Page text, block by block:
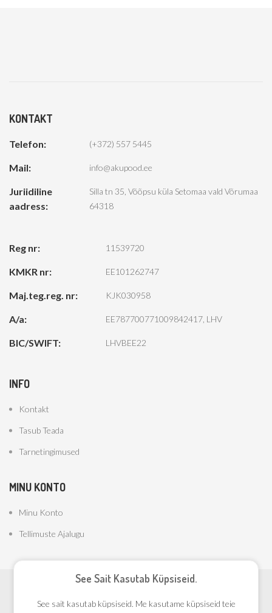
KONTAKT
Telefon: (+372) 557 5445
Mail: info@akupood.ee
Juriidiline
aadress:
Silla tn 35, Võõpsu küla Setomaa vald Võrumaa
64318
Reg nr: 11539720
KMKR nr: EE101262747
Maj.teg.reg. nr: KJK030958
A/a: EE787700771009842417, LHV
BIC/SWIFT: LHVBEE22
INFO
Kontakt
Tasub Teada
Tarnetingimused
MINU KONTO
Minu Konto
Tellimuste Ajalugu
See Sait Kasutab Küpsiseid.
See sait kasutab küpsiseid. Me kasutame küpsiseid teie